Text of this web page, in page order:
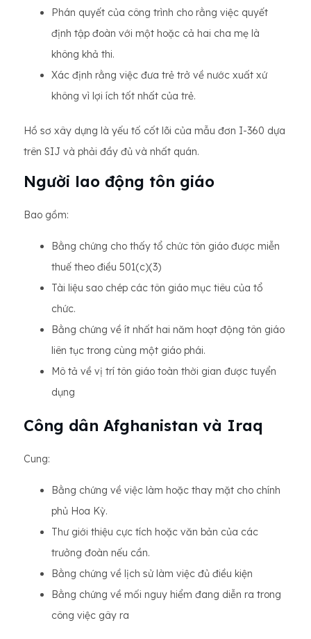
Phán quyết của công trình cho rằng việc quyết
định tập đoàn với một hoặc cả hai cha mẹ là
không khả thi.
Xác định rằng việc đưa trẻ trở về nước xuất xứ
không vì lợi ích tốt nhất của trẻ.
Hồ sơ xây dựng là yếu tố cốt lõi của mẫu đơn I-360 dựa
trên SIJ và phải đầy đủ và nhất quán.
Người lao động tôn giáo
Bao gồm:
Bằng chứng cho thấy tổ chức tôn giáo được miễn
thuế theo điều 501(c)(3)
Tài liệu sao chép các tôn giáo mục tiêu của tổ
chức.
Bằng chứng về ít nhất hai năm hoạt động tôn giáo
liên tục trong cùng một giáo phái.
Mô tả về vị trí tôn giáo toàn thời gian được tuyển
dụng
Công dân Afghanistan và Iraq
Cung:
Bằng chứng về việc làm hoặc thay mặt cho chính
phủ Hoa Kỳ.
Thư giới thiệu cực tích hoặc văn bản của các
trưởng đoàn nếu cần.
Bằng chứng về lịch sử làm việc đủ điều kiện
Bằng chứng về mối nguy hiểm đang diễn ra trong
công việc gây ra